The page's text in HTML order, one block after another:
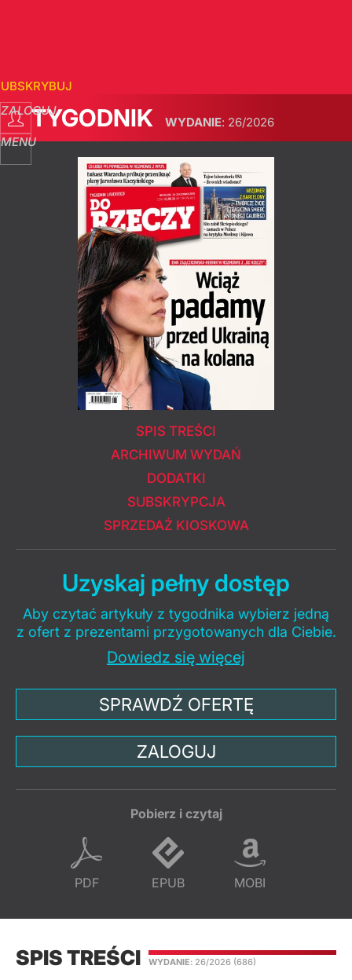
ZALOGUJ
MENU
TYGODNIK WYDANIE: 26/2026
SPIS TREŚCI
ARCHIWUM WYDAŃ
DODATKI
SUBSKRYPCJA
SPRZEDAŻ KIOSKOWA
Uzyskaj pełny dostęp
Aby czytać artykuły z tygodnika wybierz jedną
z ofert z prezentami przygotowanych dla Ciebie.
Dowiedz się więcej
SPRAWDŹ OFERTĘ
ZALOGUJ
Pobierz i czytaj
PDF EPUB MOBI
SPIS TREŚCI WYDANIE: 26/2026 (686)